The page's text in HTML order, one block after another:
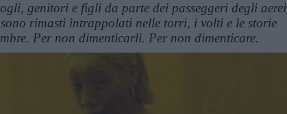
genitori e figli da parte dei passeggeri degli aerei
rimasti intrappolati nelle torri, i volti e le storie
Per non dimenticarli. Per non dimenticare.